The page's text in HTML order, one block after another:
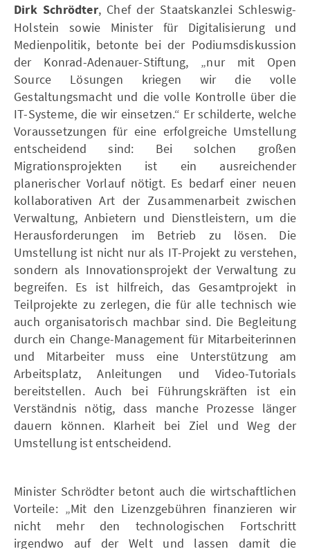
Dirk Schrödter, Chef der Staatskanzlei Schleswig-
Holstein sowie Minister für Digitalisierung und
Medienpolitik, betonte bei der Podiumsdiskussion
der Konrad-Adenauer-Stiftung, „nur mit Open
Source Lösungen kriegen wir die volle
Gestaltungsmacht und die volle Kontrolle über die
IT-Systeme, die wir einsetzen.“ Er schilderte, welche
Voraussetzungen für eine erfolgreiche Umstellung
entscheidend sind: Bei solchen großen
Migrationsprojekten ist ein ausreichender
planerischer Vorlauf nötigt. Es bedarf einer neuen
kollaborativen Art der Zusammenarbeit zwischen
Verwaltung, Anbietern und Dienstleistern, um die
Herausforderungen im Betrieb zu lösen. Die
Umstellung ist nicht nur als IT-Projekt zu verstehen,
sondern als Innovationsprojekt der Verwaltung zu
begreifen. Es ist hilfreich, das Gesamtprojekt in
Teilprojekte zu zerlegen, die für alle technisch wie
auch organisatorisch machbar sind. Die Begleitung
durch ein Change-Management für Mitarbeiterinnen
und Mitarbeiter muss eine Unterstützung am
Arbeitsplatz, Anleitungen und Video-Tutorials
bereitstellen. Auch bei Führungskräften ist ein
Verständnis nötig, dass manche Prozesse länger
dauern können. Klarheit bei Ziel und Weg der
Umstellung ist entscheidend.
Minister Schrödter betont auch die wirtschaftlichen
Vorteile: „Mit den Lizenzgebühren finanzieren wir
nicht mehr den technologischen Fortschritt
irgendwo auf der Welt und lassen damit die